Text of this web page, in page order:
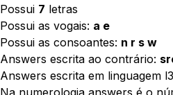
Possui 7 letras
Possui as vogais: a e
Possui as consoantes: n r s w
Answers escrita ao contrário:
Answers escrita em linguagem
Na numerologia answers é o